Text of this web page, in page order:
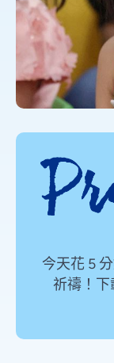
今天花 5
祈禱！